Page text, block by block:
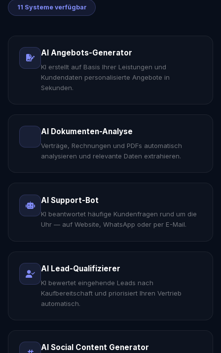
11 Systeme verfügbar
AI Angebots-Generator
KI erstellt auf Basis Ihrer Leistungen und
Kundendaten personalisierte Angebote in
Sekunden.
AI Dokumenten-Analyse
Verträge, Rechnungen und PDFs automatisch
analysieren und relevante Daten extrahieren.
AI Support-Bot
KI beantwortet häufige Kundenfragen rund um die
Uhr — auf Website, WhatsApp oder per E-Mail.
AI Lead-Qualifizierer
KI bewertet eingehende Leads nach
Kaufbereitschaft und priorisiert Ihren Vertrieb
automatisch.
AI Social Content Generator